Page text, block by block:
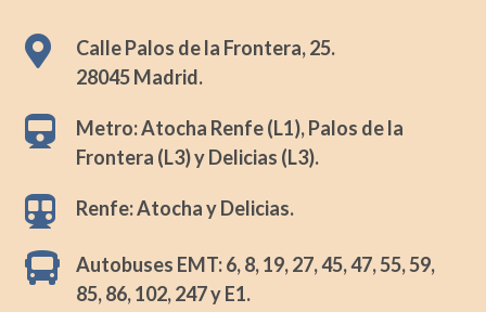

Calle Palos de la Frontera, 25.
28045 Madrid.

Metro: Atocha Renfe (L1), Palos de la
Frontera (L3) y Delicias (L3).
 Renfe: Atocha y Delicias.

Autobuses EMT: 6, 8, 19, 27, 45, 47, 55, 59,
85, 86, 102, 247 y E1.